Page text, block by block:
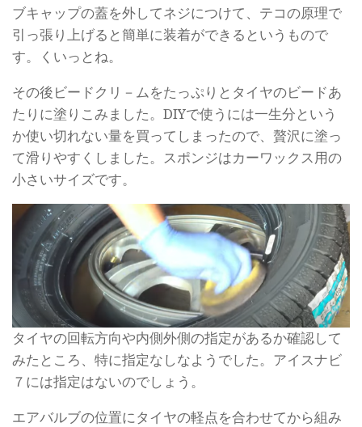
ブキャップの蓋を外してネジにつけて、テコの原理で
引っ張り上げると簡単に装着ができるというもので
す。くいっとね。
その後ビードクリ－ムをたっぷりとタイヤのビードあ
たりに塗りこみました。DIYで使うには一生分という
か使い切れない量を買ってしまったので、贅沢に塗っ
て滑りやすくしました。スポンジはカーワックス用の
小さいサイズです。
タイヤの回転方向や内側外側の指定があるか確認して
みたところ、特に指定なしなようでした。アイスナビ
７には指定はないのでしょう。
エアバルブの位置にタイヤの軽点を合わせてから組み